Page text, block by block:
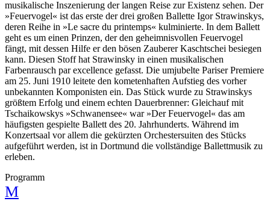
musikalische Inszenierung der langen Reise zur Existenz sehen. Der
»Feuervogel« ist das erste der drei großen Ballette Igor Strawinskys,
deren Reihe in »Le sacre du printemps« kulminierte. In dem Ballett
geht es um einen Prinzen, der den geheimnisvollen Feuervogel
fängt, mit dessen Hilfe er den bösen Zauberer Kaschtschei besiegen
kann. Diesen Stoff hat Strawinsky in einen musikalischen
Farbenrausch par excellence gefasst. Die umjubelte Pariser Premiere
am 25. Juni 1910 leitete den kometenhaften Aufstieg des vorher
unbekannten Komponisten ein. Das Stück wurde zu Strawinskys
größtem Erfolg und einem echten Dauerbrenner: Gleichauf mit
Tschaikowskys »Schwanensee« war »Der Feuervogel« das am
häufigsten gespielte Ballett des 20. Jahrhunderts. Während im
Konzertsaal vor allem die gekürzten Orchestersuiten des Stücks
aufgeführt werden, ist in Dortmund die vollständige Ballettmusik zu
erleben.
Programm
M